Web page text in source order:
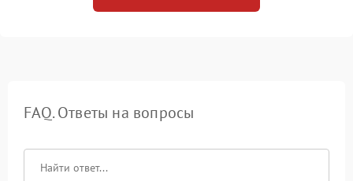
FAQ. Ответы на вопросы